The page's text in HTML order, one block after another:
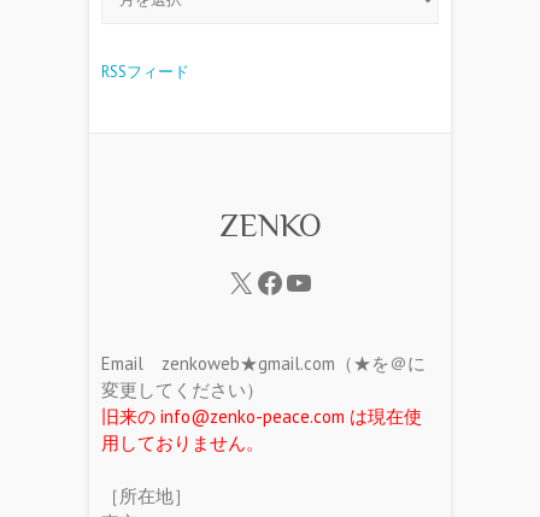
RSSフィード
ZENKO
Email zenkoweb★gmail.com（★を＠に
変更してください）
旧来の info@zenko-peace.com は現在使
用しておりません。
［所在地］